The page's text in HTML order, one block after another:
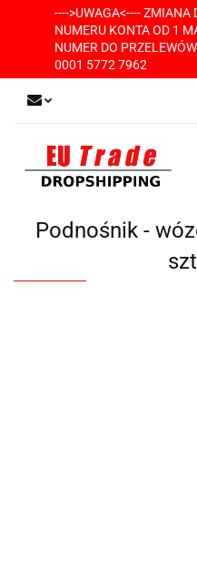
---->UWAGA<---- ZMIANA
NUMERU KONTA OD 1
NUMER DO
0001 5772 7962
Podnośnik -